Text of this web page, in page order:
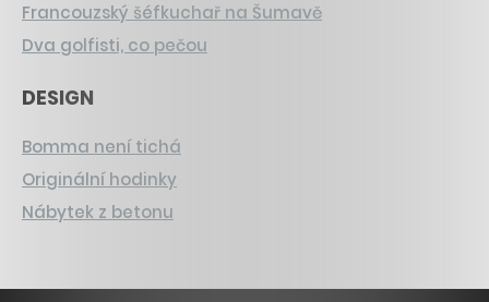
Francouzský šéfkuchař na Šumavě
Dva golfisti, co pečou
DESIGN
Bomma není tichá
Originální hodinky
Nábytek z betonu